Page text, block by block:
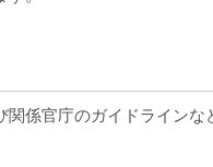
係官庁のガイドラインな